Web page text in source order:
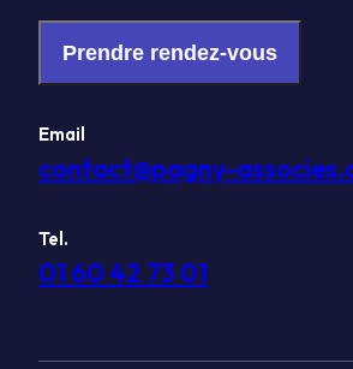
Prendre rendez-vous
Email
contact@pagny-
Tel.
01 60 42 73 01